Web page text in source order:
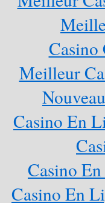
Meilleur
Casino En
Casino
Casino En